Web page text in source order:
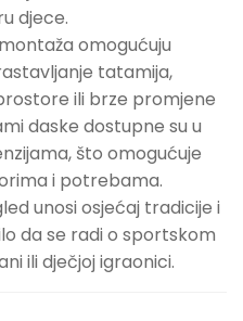
​​djece.
omogućuju
tatamija,
ili brze promjene
daske dostupne su u
što omogućuje
i potrebama.
unosi osjećaj tradicije i
da se radi o sportskom
ili dječjoj igraonici.